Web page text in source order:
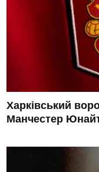
Харківський
Манчестер